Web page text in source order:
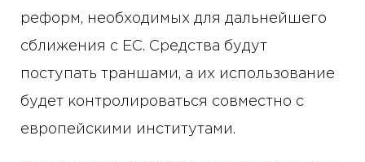
реформ, необходимых для дальнейшего
сближения с ЕС. Средства будут
поступать траншами, а их использование
будет контролироваться совместно с
европейскими институтами.